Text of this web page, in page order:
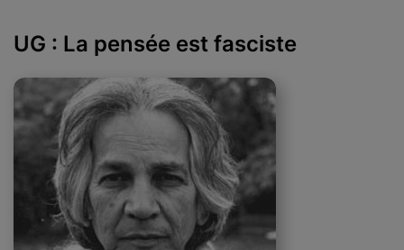
UG : La pensée est fasciste